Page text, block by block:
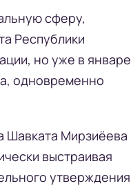
сферу,
Республики
но уже в январе
одновременно
Шавката Мирзиёева
выстраивая
утверждения